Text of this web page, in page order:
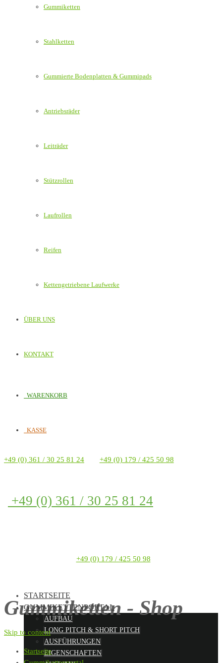
Gummiketten
Stahlketten
Gummierte Bodenplatten & Gummipads
Antriebsräder
Leiträder
Stützrollen
Laufrollen
Reifen
Kettengetriebene Laufwerke
ÜBER UNS
KONTAKT
WARENKORB
KASSE
+49 (0) 361 / 30 25 81 24 +49 (0) 179 / 425 50 98
+49 (0) 361 / 30 25 81 24
+49 (0) 179 / 425 50 98
Gummiketten - Shop
STARTSEITE
GUMMIKETTENPORTAL
AUFBAU
LONG PITCH & SHORT PITCH
AUSFÜHRUNGEN
EIGENSCHAFTEN
Skip to content
Startseite